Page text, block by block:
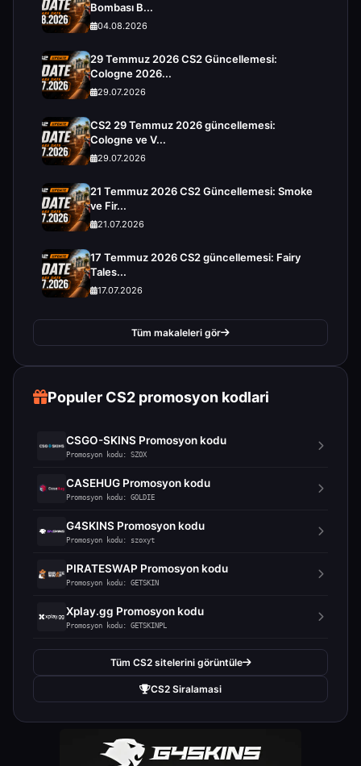
Bombası B...
04.08.2026
29 Temmuz 2026 CS2 Güncellemesi:
Cologne 2026...
29.07.2026
CS2 29 Temmuz 2026 güncellemesi:
Cologne ve V...
29.07.2026
21 Temmuz 2026 CS2 Güncellemesi: Smoke
ve Fir...
21.07.2026
17 Temmuz 2026 CS2 güncellemesi: Fairy
Tales...
17.07.2026
Tüm makaleleri gör
Populer CS2 promosyon kodlari
CSGO-SKINS Promosyon kodu
Promosyon kodu: SZOX
CASEHUG Promosyon kodu
Promosyon kodu: GOLDIE
G4SKINS Promosyon kodu
Promosyon kodu: szoxyt
PIRATESWAP Promosyon kodu
Promosyon kodu: GETSKIN
Xplay.gg Promosyon kodu
Promosyon kodu: GETSKINPL
Tüm CS2 sitelerini görüntüle
CS2 Siralamasi